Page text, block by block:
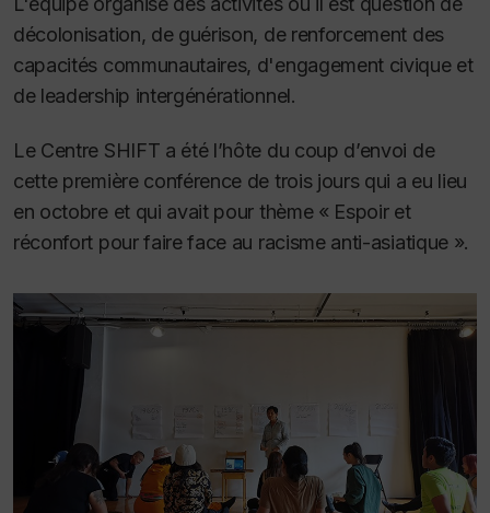
décolonisation, de guérison, de renforcement des
capacités communautaires, d'engagement civique et
de leadership intergénérationnel.
Le Centre SHIFT a été l’hôte du coup d’envoi de
cette première conférence de trois jours qui a eu lieu
en octobre et qui avait pour thème « Espoir et
réconfort pour faire face au racisme anti-asiatique ».